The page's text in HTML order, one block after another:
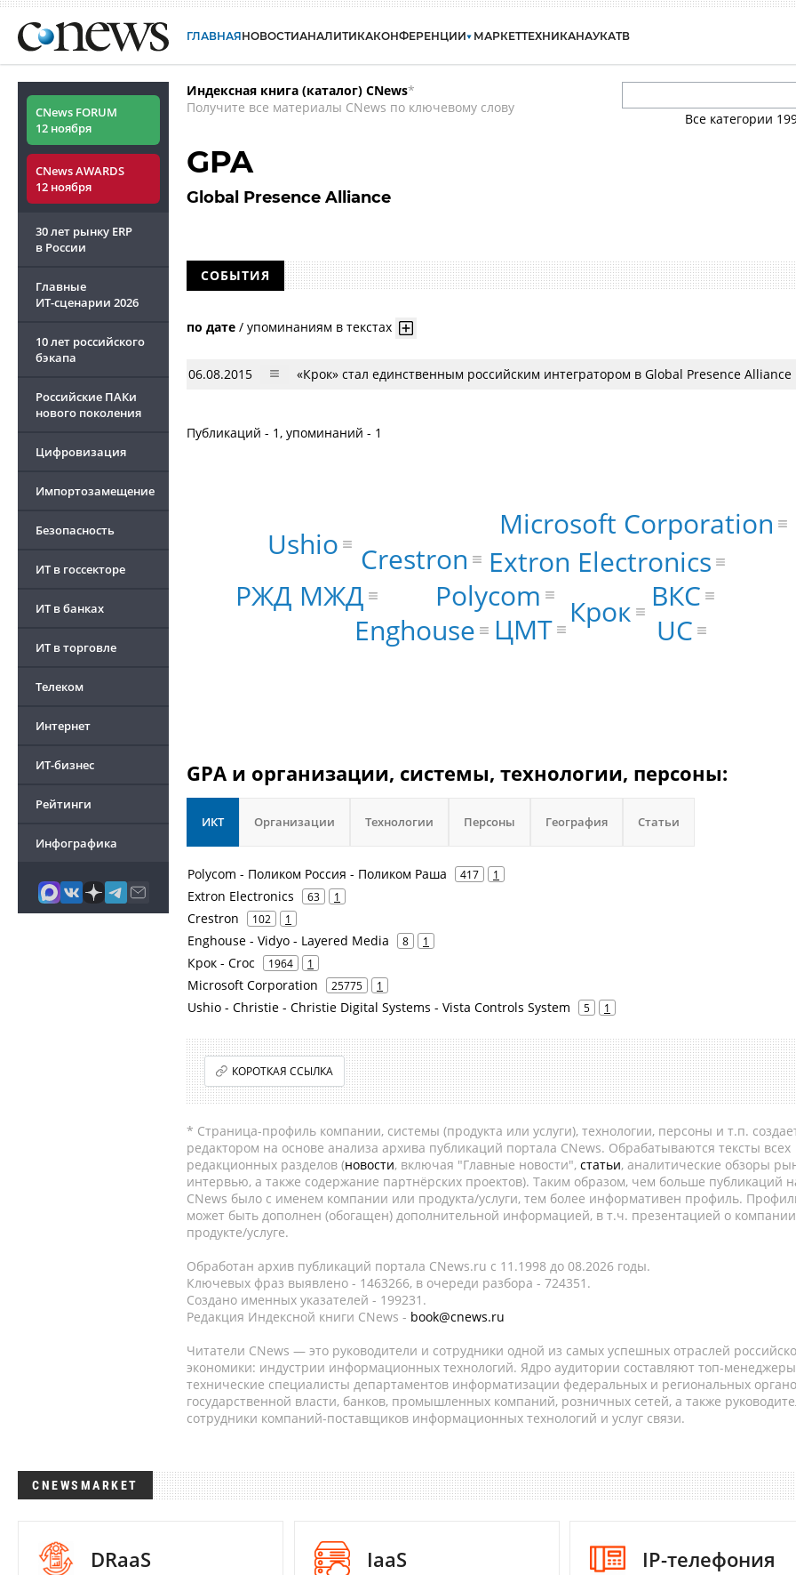
ГЛАВНАЯНОВОСТИАНАЛИТИКАКОНФЕРЕНЦИИ МАРКЕТТЕХНИКАНАУКАТВ
CNews FORUM
12 ноября
CNews AWARDS
12 ноября
30 лет рынку ERP
в России
Главные
ИТ-сценарии 2026
10 лет российского
бэкапа
Российские ПАКи
нового поколения
Цифровизация
Импортозамещение
Безопасность
ИТ в госсекторе
ИТ в банках
ИТ в торговле
Телеком
Интернет
ИТ-бизнес
Рейтинги
Инфографика
Индексная книга (каталог) CNews*
Получите все материалы CNews по ключевому слову
Все категории
GPA
Global Presence Alliance
СОБЫТИЯ
по дате / упоминаниям в текстах
06.08.2015 «Крок» стал единственным российским интегратором в Global Presence Alliance
Публикаций - 1, упоминаний - 1
Polycom
Extron Electronics
Crestron
Enghouse
Крок
Microsoft Corporation
Ushio
ЦМТ
РЖД МЖД
UC
ВКС
GPA и организации, системы, технологии, персоны:
ИКТ Организации Технологии Персоны География Статьи
Polycom - Поликом Россия - Поликом Раша 417 1
Extron Electronics 63 1
Crestron 102 1
Enghouse - Vidyo - Layered Media 8 1
Крок - Croc 1964 1
Microsoft Corporation 25775 1
Ushio - Christie - Christie Digital Systems - Vista Controls System 5 1
КОРОТКАЯ ССЫЛКА
* Страница-профиль компании, системы (продукта или услуги), технологии, персоны и т.п.
редактором на основе анализа архива публикаций портала CNews. Обрабатываются тексты всех
редакционных разделов (новости, включая "Главные новости", статьи, аналитические обзоры
интервью, а также содержание партнёрских проектов). Таким образом, чем больше публикаций
CNews было с именем компании или продукта/услуги, тем более информативен профиль.
может быть дополнен (обогащен) дополнительной информацией, в т.ч. презентацией о
продукте/услуге.
Обработан архив публикаций портала CNews.ru c 11.1998 до 08.2026 годы.
Ключевых фраз выявлено - 1463266, в очереди разбора - 724351.
Создано именных указателей - 199231.
Редакция Индексной книги CNews - book@cnews.ru
Читатели CNews — это руководители и сотрудники одной из самых успешных отраслей
экономики: индустрии информационных технологий. Ядро аудитории составляют топ-
технические специалисты департаментов информатизации федеральных и региональных
государственной власти, банков, промышленных компаний, розничных сетей, а также
сотрудники компаний-поставщиков информационных технологий и услуг связи.
CNEWSMARKET
DRaaS IaaS IP-телефония